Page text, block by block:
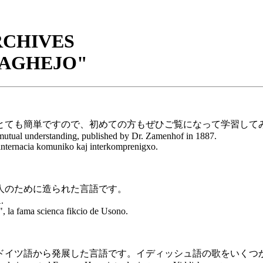
も簡単ですので、初めての方もぜひご覧になって学習して
understanding, published by Dr. Zamenhof in 1887.
komuniko kaj interkomprenigxo.
ために造られた言語です。
la fama scienca fikcio de Usono.
ツ語から発展した言語です。イディッシュ語の歌をいくつ